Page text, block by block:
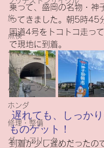
旅
点検
ヤマハ
原付一種
パナソニック
ホンダ
修理・整備
ダートフリーク
乗って、盛岡の名物・神
ってきました。朝5時45
国道4号をトコトコ走っ
で現地に到着。
遅れても、しっか
ものゲット！
到着が少し遅めだったの